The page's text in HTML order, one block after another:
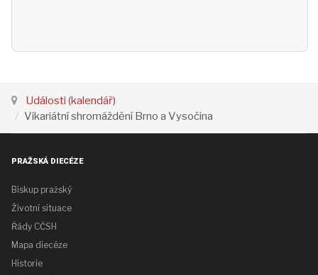
Události (kalendář)
Vikariátní shromáždění Brno a Vysočina
PRAŽSKÁ DIECÉZE
Biskup pražský
Životní situace
Řády CČSH
Mapa diecéze
Historie